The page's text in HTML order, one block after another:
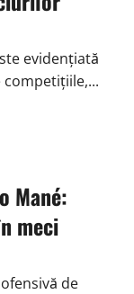
evidențiată
Mané:
meci
de